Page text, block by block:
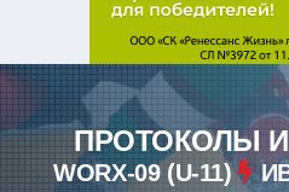
ПРОТОКОЛЫ
WORX-09 (U-11)